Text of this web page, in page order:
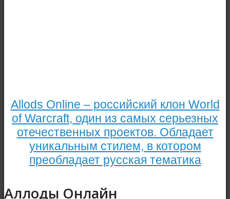
Allods Online – российский клон World
of Warcraft, один из самых серьезных
отечественных проектов. Обладает
уникальным стилем, в котором
преобладает русская тематика
Аллоды Онлайн